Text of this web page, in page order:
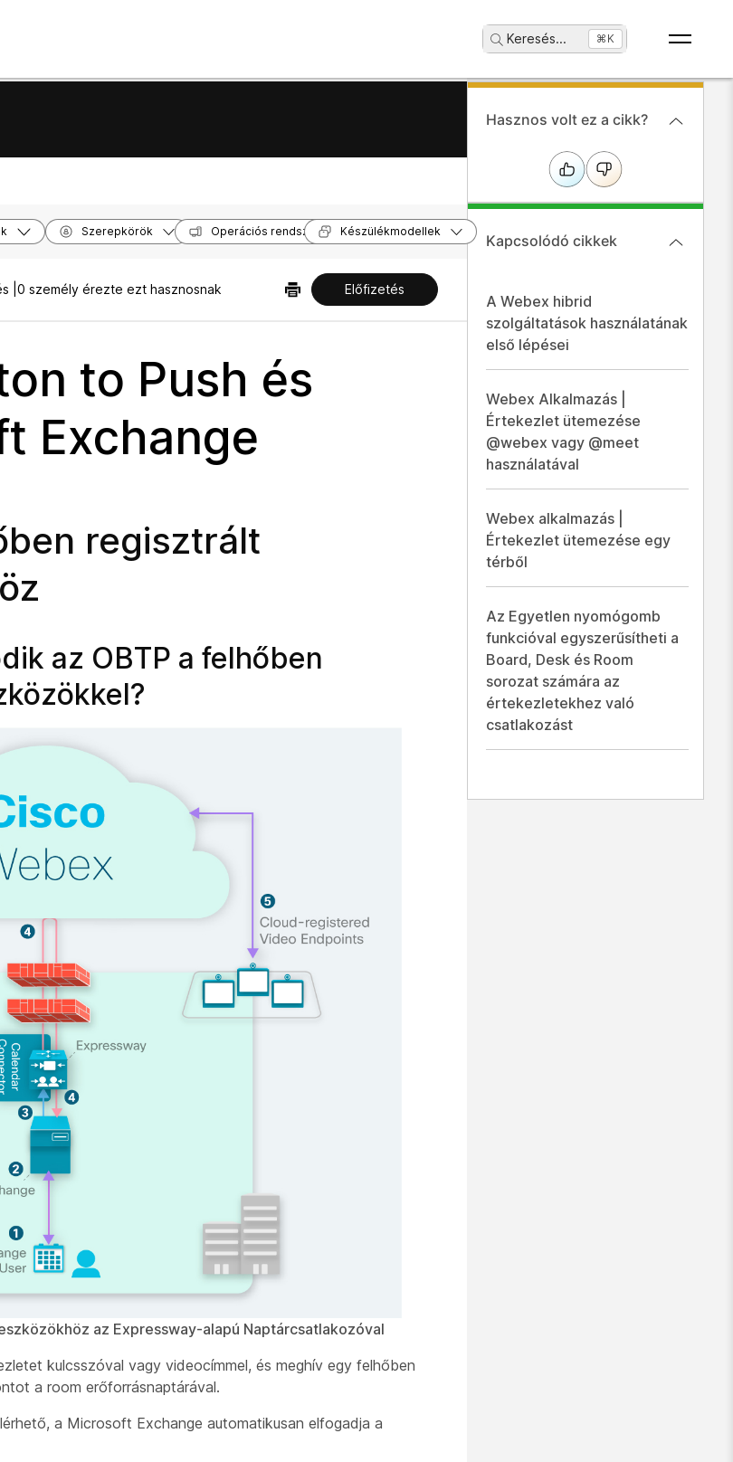
Keresés... ⌘K
Szerepkörök Operációs rendszerek Készülékmodellek
| 0 személy érezte ezt hasznosnak Előfizetés
to Push és
Exchange
regisztrált
az OBTP a felhőben
az Expressway-alapú Naptárcsatlakozóval
kulcsszóval vagy videocímmel, és meghív egy felhőben
a room erőforrásnaptárával.
a Microsoft Exchange automatikusan elfogadja a
Hasznos volt ez a cikk?
Kapcsolódó cikkek
A Webex hibrid
szolgáltatások használatának
első lépései
Webex Alkalmazás |
Értekezlet ütemezése
@webex vagy @meet
használatával
Webex alkalmazás |
Értekezlet ütemezése egy
térből
Az Egyetlen nyomógomb
funkcióval egyszerűsítheti a
Board, Desk és Room
sorozat számára az
értekezletekhez való
csatlakozást